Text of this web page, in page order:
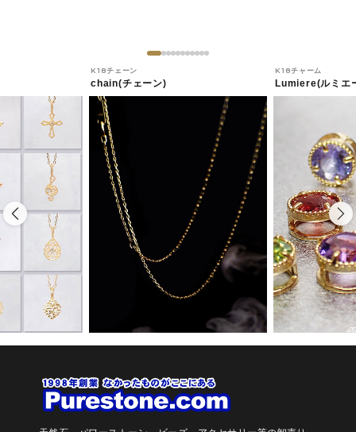
K18チェーン
chain(チェーン)
K18チャーム
Lumiere(ルミエ